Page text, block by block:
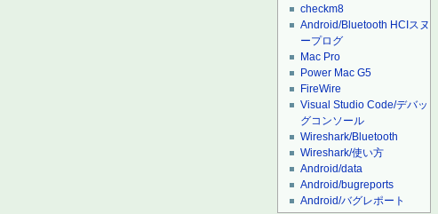
checkm8
Android/Bluetooth HCIスヌ
ープログ
Mac Pro
Power Mac G5
FireWire
Visual Studio Code/デバッ
グコンソール
Wireshark/Bluetooth
Wireshark/使い方
Android/data
Android/bugreports
Android/バグレポート